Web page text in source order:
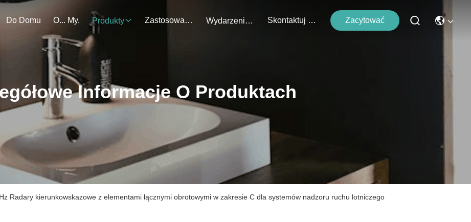
Do Domu O... My. Produkty Zastosowanie Wydarzenia Skontaktuj Się Z Nami Zacytować
Informacje O Produktach
Radary kierunkowskazowe z elementami łącznymi obrotowymi w zakresie C dla systemów nadzoru ruchu lotniczego